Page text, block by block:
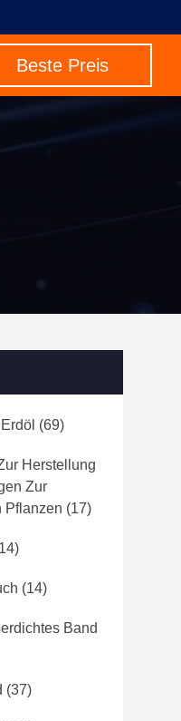
Beste Preis
(69)
Herstellung
Zur
Pflanzen (17)
(14)
Band
(37)